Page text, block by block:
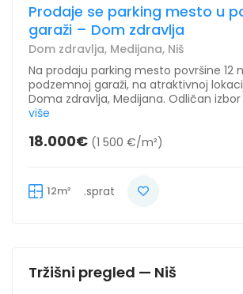
Prodaje se parking mesto u
garaži – Dom zdravlja
Dom zdravlja, Medijana, Niš
Na prodaju parking mesto površine 12
podzemnoj garaži, na atraktivnoj
Doma zdravlja, Medijana. Odličan izbor
više
18.000€ (1 500 €/m²)
12m² .sprat
Tržišni pregled — Niš